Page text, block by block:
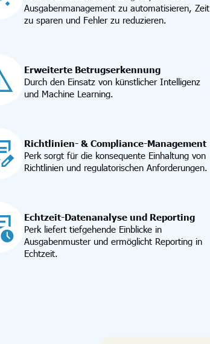
Ausgabenmanagement zu automatisieren, Zeit
zu sparen und Fehler zu reduzieren.
Erweiterte Betrugserkennung
Durch den Einsatz von künstlicher Intelligenz
und Machine Learning.
Richtlinien- & Compliance-Management
Perk sorgt für die konsequente Einhaltung von
Richtlinien und regulatorischen Anforderungen.
Echtzeit-Datenanalyse und Reporting
Perk liefert tiefgehende Einblicke in
Ausgabenmuster und ermöglicht Reporting in
Echtzeit.